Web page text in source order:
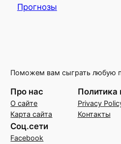
Прогнозы
Поможем вам сыграть любую
Про нас
О сайте
Карта сайта
Политика
Privacy
Контакты
Соц.сети
Facebook